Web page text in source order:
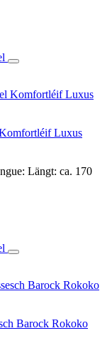
Luxus
Längt: ca. 170
Barock Rokoko